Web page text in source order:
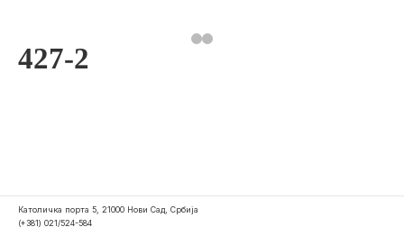
427-2
Католичка порта 5, 21000 Нови Сад, Србија
(+381) 021/524-584